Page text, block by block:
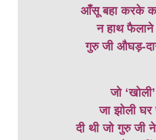
आँसू बहा करके
न हाथ फैलाने
गुरु जी औघड़-
जो ‘खोली’
जा झोली घर
दी थी जो गुरु जी